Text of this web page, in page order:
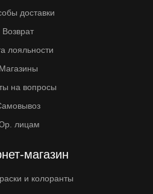
доставки
Возврат
лояльности
Магазины
на вопросы
лицам
магазин
и колоранты